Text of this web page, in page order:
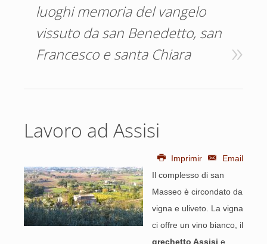
luoghi memoria del vangelo
vissuto da san Benedetto, san
Francesco e santa Chiara
Lavoro ad Assisi
Imprimir
Email
Il complesso di san
Masseo è circondato da
vigna e uliveto. La vigna
ci offre un vino bianco, il
grechetto Assisi e